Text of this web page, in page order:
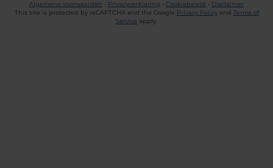
Algemene voorwaarden • Privacyverklaring • Cookiebeleid • Disclaimer
This site is protected by reCAPTCHA and the Google Privacy Policyand Terms of
Service apply.